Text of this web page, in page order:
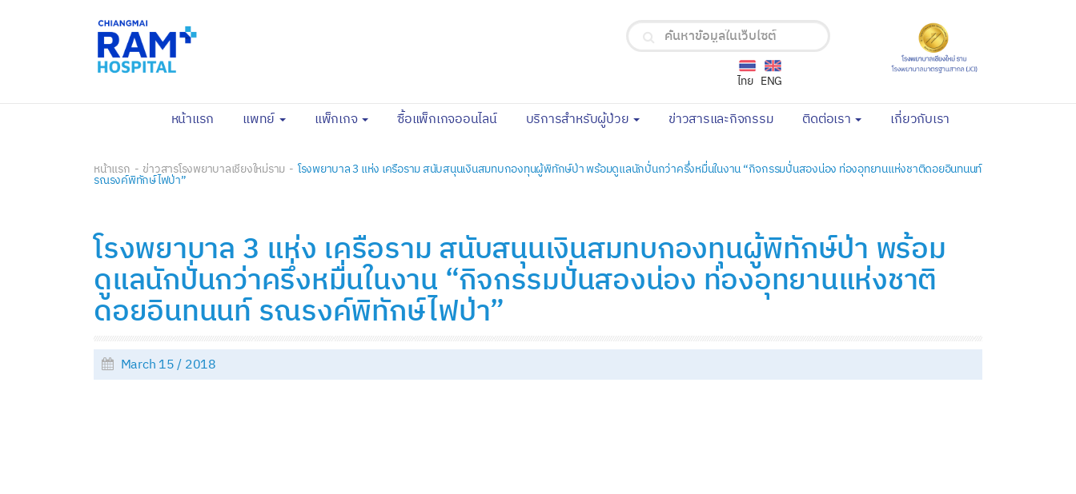
ENG
ไทย
หน้าแรก (current)
แพทย์ แพ็กเกจ ซื้อแพ็กเกจออนไลน์(current)บริการสำหรับผู้ป่วย ข่าวสารและกิจกรรม(current)ติดต่อเรา เกี่ยวกับเรา
หน้าแรก ข่าวสารโรงพยาบาลเชียงใหม่ราม โรงพยาบาล 3 แห่ง เครือราม สนับสนุนเงินสมทบกองทุนผู้พิทักษ์ป่า พร้อมดูแลนักปั่นกว่าครึ่งหมื่นในงาน “กิจกรรมปั่นสองน่อง ท่องอุทยานแห่งชาติดอยอินทนนท์
รณรงค์พิทักษ์ไฟป่า”
โรงพยาบาล 3 แห่ง เครือราม สนับสนุนเงินสมทบกองทุนผู้พิทักษ์ป่า พร้อม
ดูแลนักปั่นกว่าครึ่งหมื่นในงาน “กิจกรรมปั่นสองน่อง ท่องอุทยานแห่งชาติ
ดอยอินทนนท์ รณรงค์พิทักษ์ไฟป่า”
March 15 / 2018